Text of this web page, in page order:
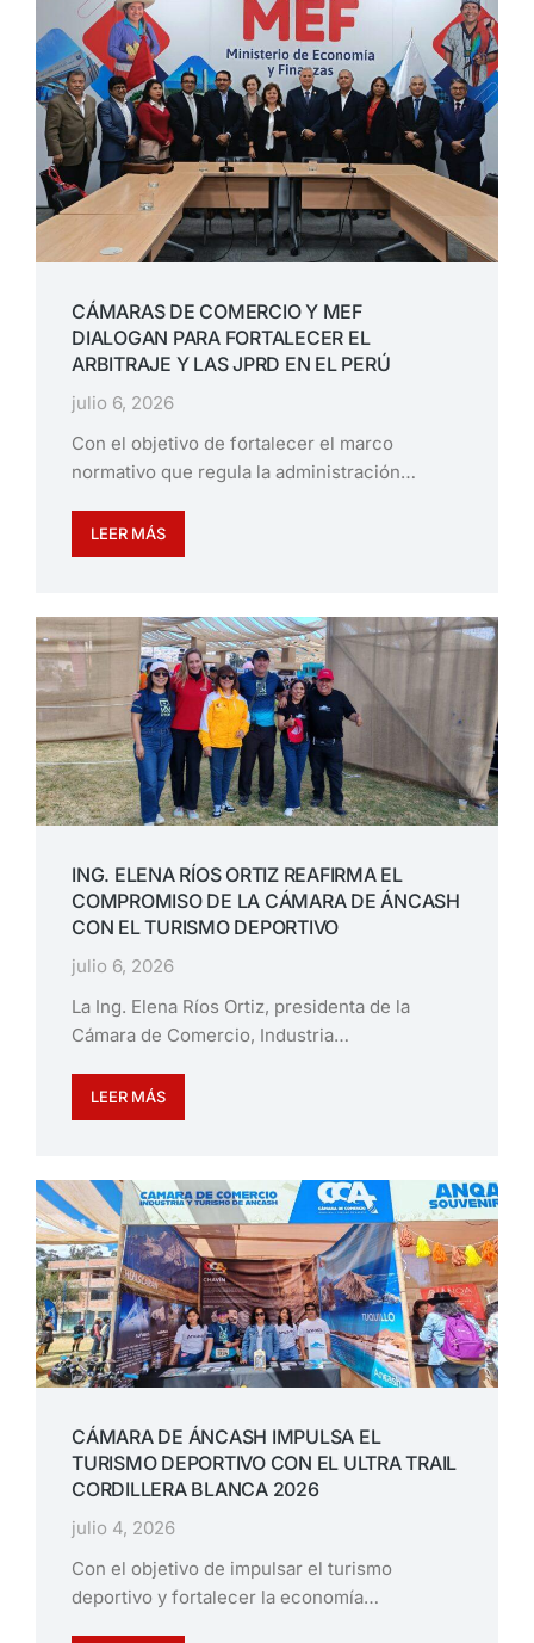
CÁMARAS DE COMERCIO Y MEF
DIALOGAN PARA FORTALECER EL
ARBITRAJE Y LAS JPRD EN EL PERÚ
julio 6, 2026
Con el objetivo de fortalecer el marco
normativo que regula la administración…
LEER MÁS
ING. ELENA RÍOS ORTIZ REAFIRMA EL
COMPROMISO DE LA CÁMARA DE ÁNCASH
CON EL TURISMO DEPORTIVO
julio 6, 2026
La Ing. Elena Ríos Ortiz, presidenta de la
Cámara de Comercio, Industria…
LEER MÁS
CÁMARA DE ÁNCASH IMPULSA EL
TURISMO DEPORTIVO CON EL ULTRA TRAIL
CORDILLERA BLANCA 2026
julio 4, 2026
Con el objetivo de impulsar el turismo
deportivo y fortalecer la economía…